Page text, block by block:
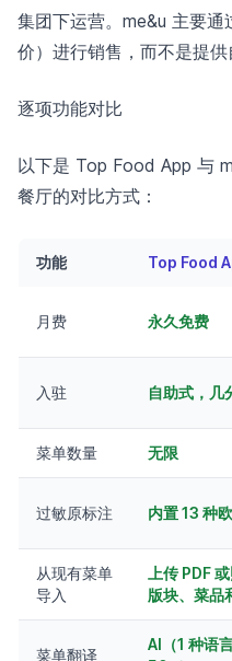
集团下运营。me&u 主要
价）进行销售，而不是提供
逐项功能对比
以下是 Top Food App 与
餐厅的对比方式：
功能 Top Food
月费 永久免费
入驻 自助式，几
菜单数量 无限
过敏原标注 内置 13 种
从现有菜单
导入
上传 PDF
版块、菜品
菜单翻译
AI（1 种语